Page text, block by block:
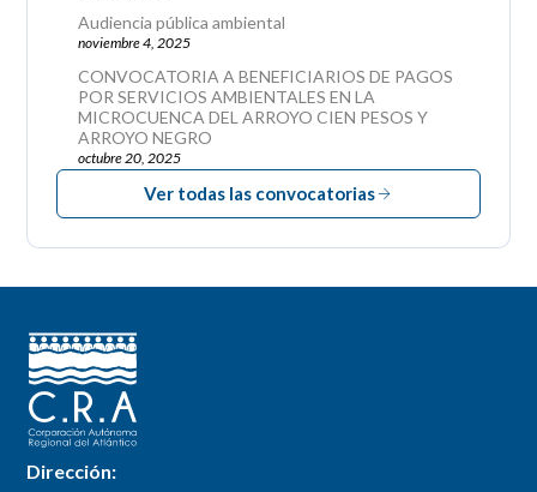
Audiencia pública ambiental
noviembre 4, 2025
CONVOCATORIA A BENEFICIARIOS DE PAGOS
POR SERVICIOS AMBIENTALES EN LA
MICROCUENCA DEL ARROYO CIEN PESOS Y
ARROYO NEGRO
octubre 20, 2025
Ver todas las convocatorias
Dirección: